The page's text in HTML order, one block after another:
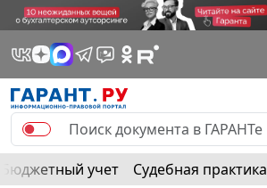
Бюджетный учет Судебная практика